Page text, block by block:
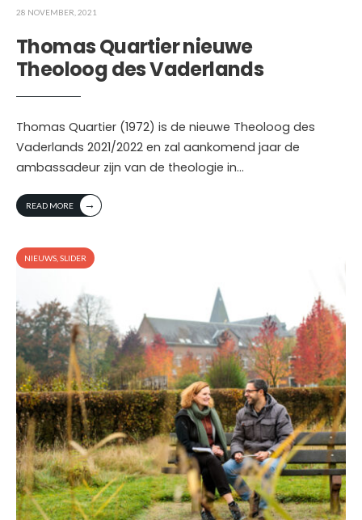
28 NOVEMBER, 2021
Thomas Quartier nieuwe
Theoloog des Vaderlands
Thomas Quartier (1972) is de nieuwe Theoloog des
Vaderlands 2021/2022 en zal aankomend jaar de
ambassadeur zijn van de theologie in...
READ MORE →
NIEUWS SLIDER